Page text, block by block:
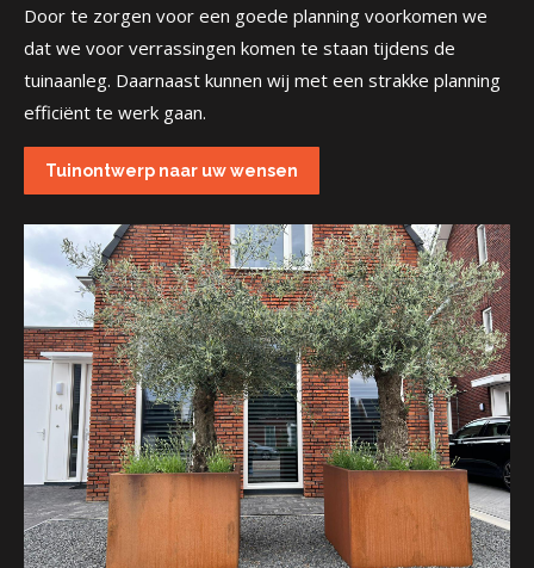
Door te zorgen voor een goede planning voorkomen we
dat we voor verrassingen komen te staan tijdens de
tuinaanleg. Daarnaast kunnen wij met een strakke planning
efficiënt te werk gaan.
Tuinontwerp naar uw wensen